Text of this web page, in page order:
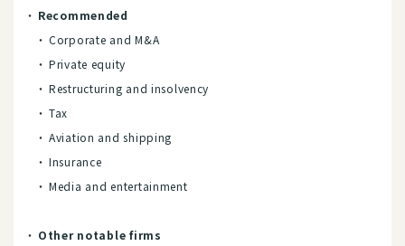
Recommended
Corporate and M&A
Private equity
Restructuring and insolvency
Tax
Aviation and shipping
Insurance
Media and entertainment
Other notable firms